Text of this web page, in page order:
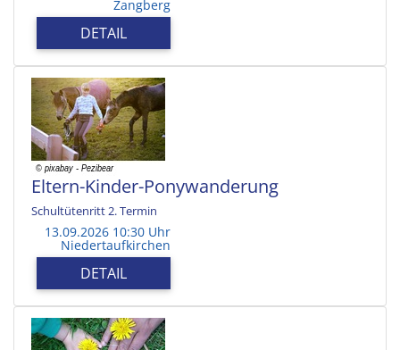
Zangberg
DETAIL
Eltern-Kinder-Ponywanderung
Schultütenritt 2. Termin
13.09.2026 10:30 Uhr
Niedertaufkirchen
DETAIL